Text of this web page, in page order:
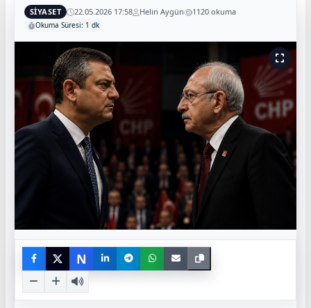
SİYASET 22.05.2026 17:58 Helin Aygün 1120 okuma
Okuma Süresi: 1 dk
N